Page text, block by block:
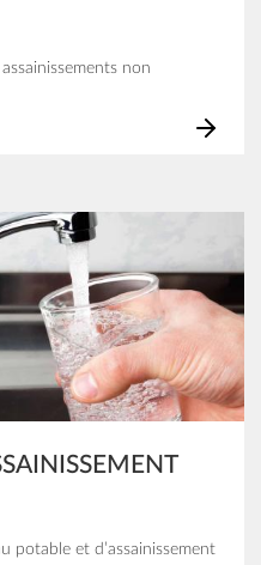
non
potable et d’assainissement